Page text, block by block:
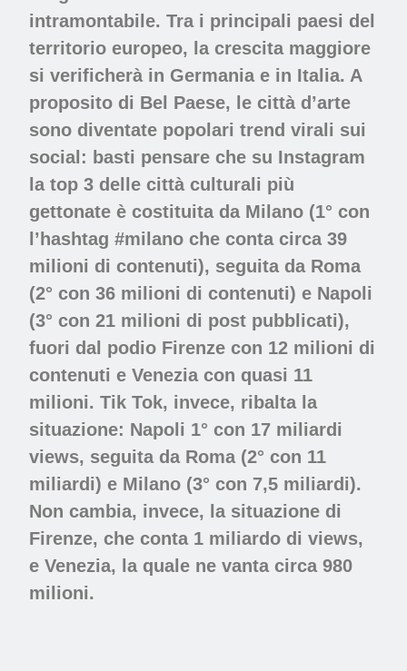
intramontabile. Tra i principali paesi del
territorio europeo, la crescita maggiore
si verificherà in Germania e in Italia. A
proposito di Bel Paese, le città d’arte
sono diventate popolari trend virali sui
social: basti pensare che su Instagram
la top 3 delle città culturali più
gettonate è costituita da Milano (1° con
l’hashtag #milano che conta circa 39
milioni di contenuti), seguita da Roma
(2° con 36 milioni di contenuti) e Napoli
(3° con 21 milioni di post pubblicati),
fuori dal podio Firenze con 12 milioni di
contenuti e Venezia con quasi 11
milioni. Tik Tok, invece, ribalta la
situazione: Napoli 1° con 17 miliardi
views, seguita da Roma (2° con 11
miliardi) e Milano (3° con 7,5 miliardi).
Non cambia, invece, la situazione di
Firenze, che conta 1 miliardo di views,
e Venezia, la quale ne vanta circa 980
milioni.